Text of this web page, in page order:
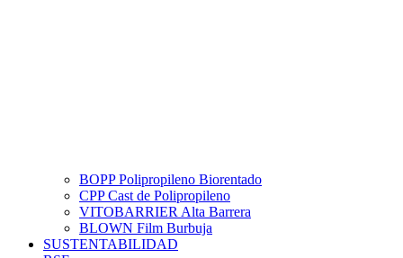
BOPP Polipropileno Biorentado
CPP Cast de Polipropileno
VITOBARRIER Alta Barrera
BLOWN Film Burbuja
SUSTENTABILIDAD